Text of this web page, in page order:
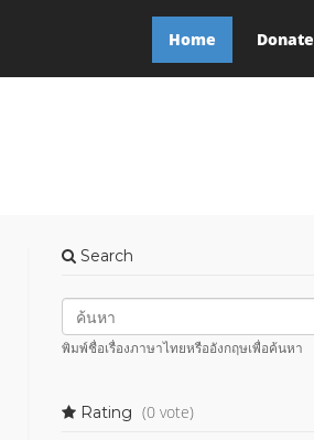
Home Donate
Search
พิมพ์ชื่อเรื่องภาษาไทยหรืออังกฤษเพื่อค้นหา
Rating (0 vote)